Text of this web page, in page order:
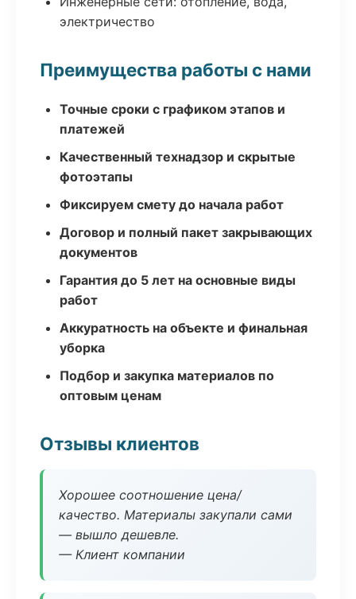
электричество
Преимущества работы с нами
Точные сроки с графиком этапов и
платежей
Качественный технадзор и скрытые
фотоэтапы
Фиксируем смету до начала работ
Договор и полный пакет закрывающих
документов
Гарантия до 5 лет на основные виды
работ
Аккуратность на объекте и финальная
уборка
Подбор и закупка материалов по
оптовым ценам
Отзывы клиентов
Хорошее соотношение цена/
качество. Материалы закупали сами
— вышло дешевле.
— Клиент компании